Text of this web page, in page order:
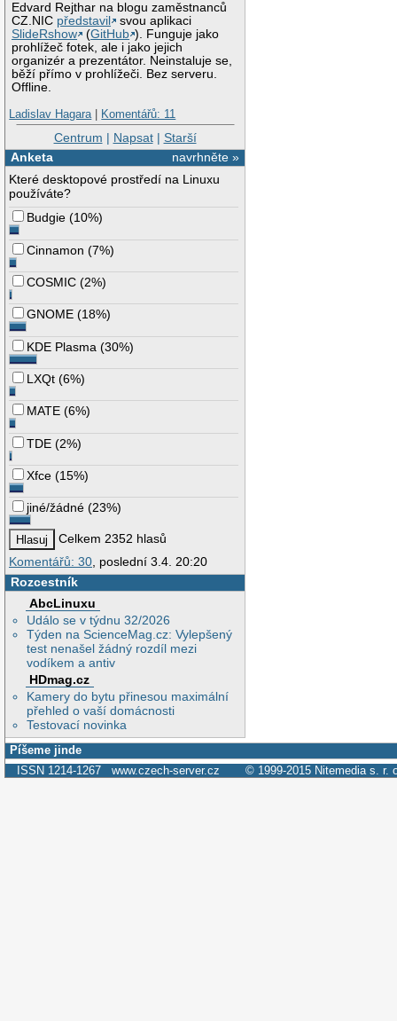
Edvard Rejthar na blogu zaměstnanců
CZ.NIC představil
svou aplikaci
SlideRshow
(GitHub ). Funguje jako
prohlížeč fotek, ale i jako jejich
organizér a prezentátor. Neinstaluje se,
běží přímo v prohlížeči. Bez serveru.
Offline.
Ladislav Hagara| Komentářů: 11
Centrum | Napsat| Starší
navrhněte »
Anketa
Které desktopové prostředí na Linuxu
používáte?
Budgie (10%)
Cinnamon (7%)
COSMIC (2%)
GNOME (18%)
KDE Plasma (30%)
LXQt (6%)
MATE (6%)
TDE (2%)
Xfce (15%)
jiné/žádné (23%)
Celkem 2352 hlasů
Komentářů: 30 , poslední 3.4. 20:20
Rozcestník
AbcLinuxu
Událo se v týdnu 32/2026
Týden na ScienceMag.cz: Vylepšený
test nenašel žádný rozdíl mezi
vodíkem a antiv
HDmag.cz
Kamery do bytu přinesou maximální
přehled o vaší domácnosti
Testovací novinka
Píšeme jinde
ISSN 1214-1267 www.czech-server.cz © 1999-2015 Nitemedia s. r.